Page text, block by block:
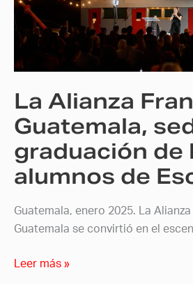
La Alianza
Guatemala,
graduación de
alumnos de
Guatemala, enero 2025. La
Guatemala se convirtió en el
de
Guatemala,
sede
de
graduación
de
los
alumnos
de
Escuela
Efe
Leer más »